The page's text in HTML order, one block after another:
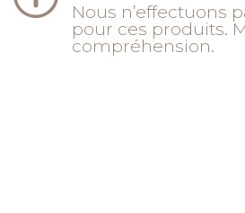
Nous n’effectuons
pour ces produits.
compréhension.